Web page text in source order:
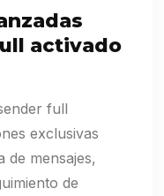
activado
full
exclusivas
de mensajes,
de